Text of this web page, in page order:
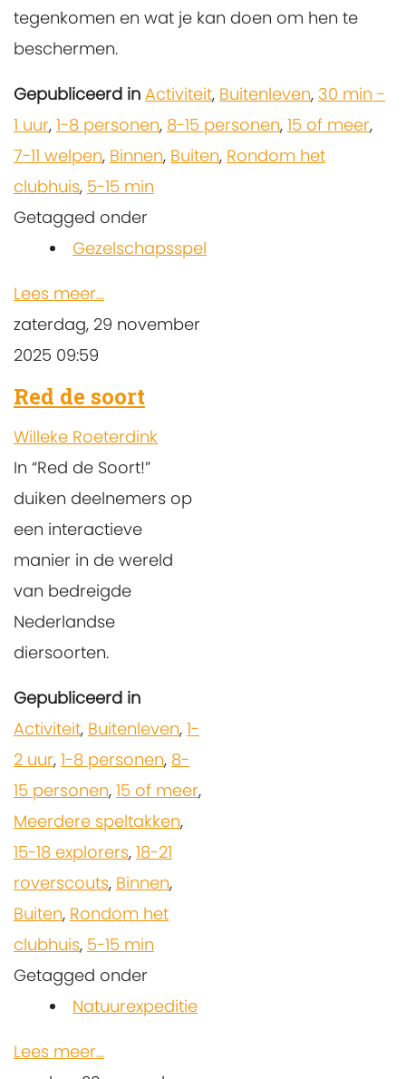
tegenkomen en wat je kan doen om hen te
beschermen.
Gepubliceerd in Activiteit, Buitenleven, 30 min -
1 uur, 1-8 personen, 8-15 personen, 15 of meer,
7-11 welpen, Binnen, Buiten, Rondom het
clubhuis, 5-15 min
Getagged onder
Gezelschapsspel
Lees meer...
zaterdag, 29 november
2025 09:59
Red de soort
Willeke Roeterdink
In “Red de Soort!”
duiken deelnemers op
een interactieve
manier in de wereld
van bedreigde
Nederlandse
diersoorten.
Gepubliceerd in
Activiteit, Buitenleven, 1-
2 uur, 1-8 personen, 8-
15 personen, 15 of meer,
Meerdere speltakken,
15-18 explorers, 18-21
roverscouts, Binnen,
Buiten, Rondom het
clubhuis, 5-15 min
Getagged onder
Natuurexpeditie
Lees meer...